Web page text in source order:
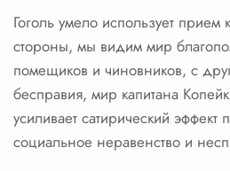
Гоголь умело использует прием
стороны, мы видим мир
помещиков и чиновников, с
бесправия, мир капитана
усиливает сатирический
социальное неравенство и